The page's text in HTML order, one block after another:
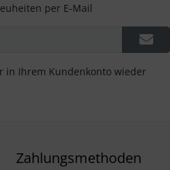
per E-Mail
in Ihrem Kundenkonto wieder
Zahlungsmethoden